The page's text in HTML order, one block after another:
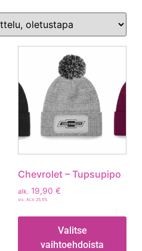
Chevrolet – Tupsupipo
alk. 19,90 €
sis. ALV 25,5%
Valitse
vaihtoehdoista